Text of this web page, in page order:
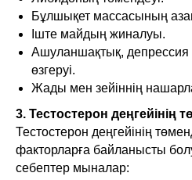
Бұлшықет массасының
Іште майдың жиналуы.
Ашуланшақтық, депрессия
өзгеруі.
Жады мен зейіннің
3. Тестостерон деңгейінің
Тестостерон деңгейінің
факторларға байланысты
себептер мыналар: